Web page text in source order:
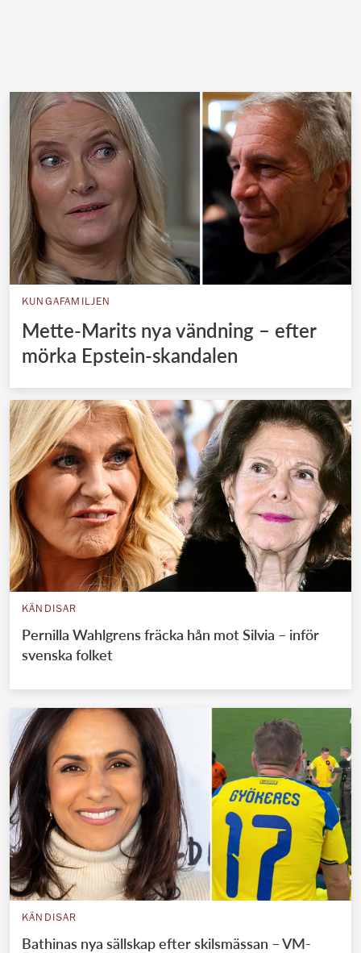
KUNGAFAMILJEN
Mette-Marits nya vändning – efter
mörka Epstein-skandalen
KÄNDISAR
Pernilla Wahlgrens fräcka hån mot Silvia – inför
svenska folket
KÄNDISAR
Bathinas nya sällskap efter skilsmässan – VM-